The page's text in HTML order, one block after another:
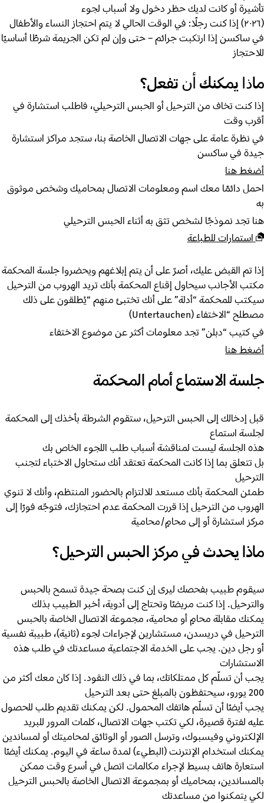
تأشيرة أو كانت لديك حظر دخول ولا أسباب لجوء
(٢٠٢٦) إذا كنت رجلًا: في الوقت الحالي لا يتم احتجاز النساء والأطفال
في ساكسن إذا ارتكبت جرائم – حتى وإن لم تكن الجريمة شرطًا أساسيًا
للاحتجاز
ﻣﺎﺫﺍ ﻳﻤﻜﻨﻚ ﺃﻥ ﺗﻔﻌﻞ؟
إذا كنت تخاف من الترحيل أو الحبس الترحيلي، فاطلب استشارة في
أقرب وقت
في نظرة عامة على جهات الاتصال الخاصة بنا، ستجد مراكز استشارة
جيدة في ساكسن
أضغط هنا
احمل دائمًا معك اسم ومعلومات الاتصال بمحاميك وشخص موثوق
به
هنا تجد نموذجًا لشخص تثق به أثناء الحبس الترحيلي
استمارات للطباعة
إذا تم القبض عليك، أصرّ على أن يتم إبلاغهم ويحضروا جلسة المحكمة
مكتب الأجانب سيحاول إقناع المحكمة بأنك تريد الهروب من الترحيل
سيكتب للمحكمة “أدلة” على أنك تختبئ منهم “يُطلقون على ذلك
مصطلح “الاختفاء (Untertauchen)
في كتيب “دبلن” تجد معلومات أكثر عن موضوع الاختفاء
أضغط هنا
جلسة الاستماع أمام المحكمة
قبل إدخالك إلى الحبس الترحيل، ستقوم الشرطة بأخذك إلى المحكمة
لجلسة استماع
هذه الجلسة ليست لمناقشة أسباب طلب اللجوء الخاص بك
بل تتعلق بما إذا كانت المحكمة تعتقد أنك ستحاول الاختباء لتجنب
الترحيل
طمئن المحكمة بأنك مستعد للالتزام بالحضور المنتظم، وأنك لا تنوي
الهروب من الترحيل إذا قررت المحكمة عدم احتجازك، فتوجّه فورًا إلى
مركز استشارة أو إلى محامٍ/محامية
ماذا يحدث في مركز الحبس الترحيل؟
سيقوم طبيب بفحصك ليرى إن كنت بصحة جيدة تسمح بالحبس
والترحيل. إذا كنت مريضًا وتحتاج إلى أدوية، أخبر الطبيب بذلك
يمكنك مقابلة محامٍ أو محامية، مجموعة الاتصال الخاصة بالحبس
الترحيل في دريسدن، مستشارين لإجراءات لجوء (ثانية)، طبيبة نفسية
أو رجل دين. يجب على الخدمة الاجتماعية مساعدتك في طلب هذه
الاستشارات
يجب أن تسلّم كل ممتلكاتك، بما في ذلك النقود. إذا كان معك أكثر من
200 يورو، سيحتفظون بالمبلغ حتى بعد الترحيل
يجب أيضًا أن تسلّم هاتفك المحمول. لكن يمكنك تقديم طلب للحصول
عليه لفترة قصيرة، لكي تكتب جهات الاتصال، كلمات المرور للبريد
الإلكتروني وفيسبوك، وترسل الصور أو الوثائق لمحاميتك أو لمساندين
يمكنك استخدام الإنترنت (البطيء) لمدة ساعة في اليوم. يمكنك أيضًا
استعارة هاتف بسيط لإجراء مكالمات اتصل في أسرع وقت ممكن
بالمساندين، بمحاميك أو بمجموعة الاتصال الخاصة بالحبس الترحيل
لكي يتمكنوا من مساعدتك